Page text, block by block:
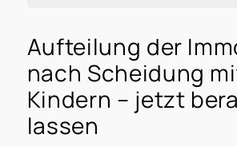
Aufteilung der
nach Scheidung
Kindern – jetzt
lassen